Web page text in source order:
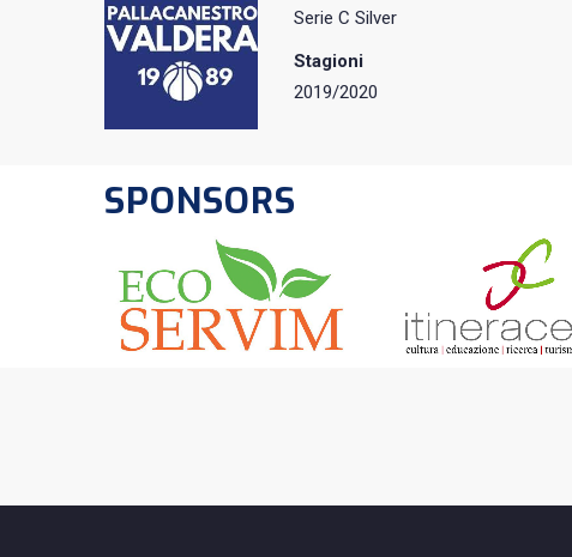
Serie C Silver
Stagioni
2019/2020
SPONSORS